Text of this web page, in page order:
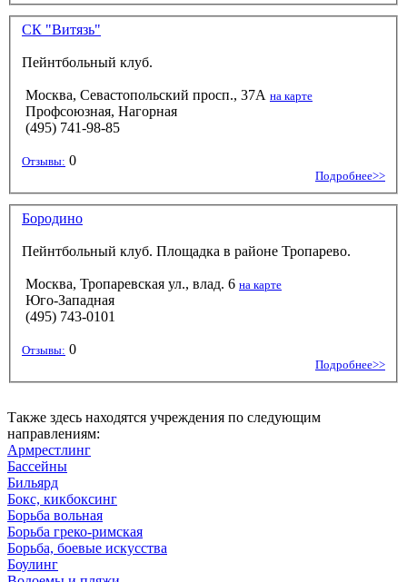
СК "Витязь"
Пейнтбольный клуб.
Москва, Севастопольский просп., 37А на карте
Профсоюзная, Нагорная
(495) 741-98-85
Отзывы: 0
Подробнее>>
Бородино
Пейнтбольный клуб. Площадка в районе Тропарево.
Москва, Тропаревская ул., влад. 6 на карте
Юго-Западная
(495) 743-0101
Отзывы: 0
Подробнее>>
Также здесь находятся учреждения по следующим
направлениям:
Армрестлинг
Бассейны
Бильярд
Бокс, кикбоксинг
Борьба вольная
Борьба греко-римская
Борьба, боевые искусства
Боулинг